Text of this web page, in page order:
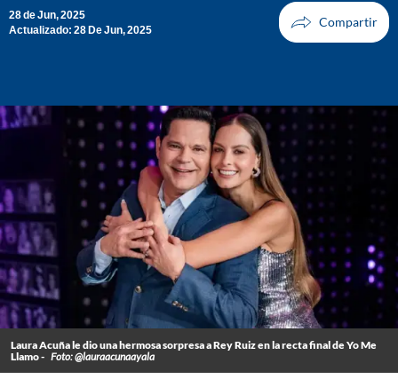
28 de Jun, 2025
Actualizado: 28 De Jun, 2025
Laura Acuña le dio una hermosa sorpresa a Rey Ruiz en la recta final de Yo Me
Llamo - Foto: @lauraacunaayala